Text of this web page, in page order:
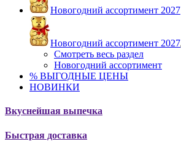
Новогодний ассортимент 2027
Новогодний ассортимент 2027
Смотреть весь раздел
Новогодний ассортимент
% ВЫГОДНЫЕ ЦЕНЫ
НОВИНКИ
Вкуснейшая выпечка
Быстрая доставка